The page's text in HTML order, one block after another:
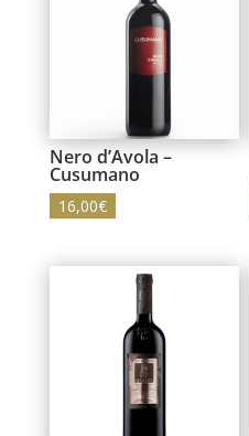
Nero d’Avola –
Cusumano
16,00€